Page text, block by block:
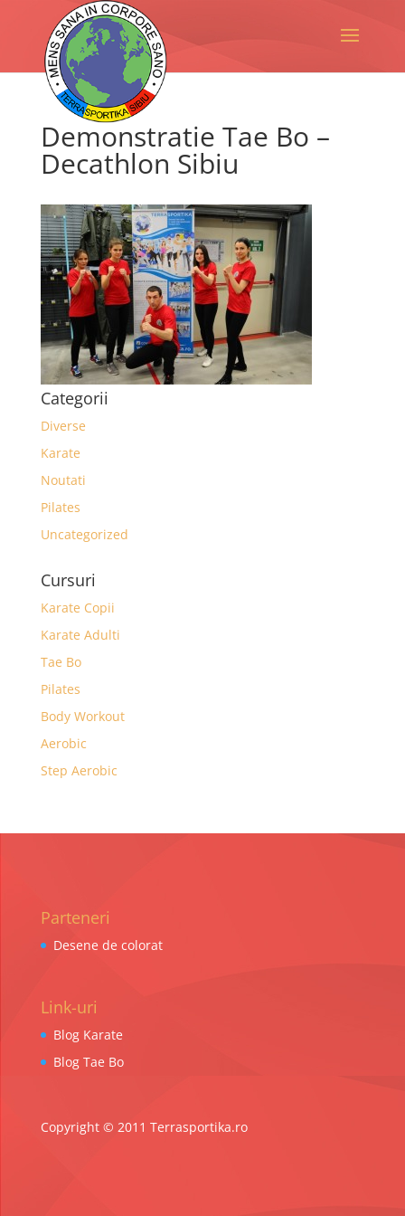
Demonstratie Tae Bo –
Decathlon Sibiu
Categorii
Diverse
Karate
Noutati
Pilates
Uncategorized
Cursuri
Karate Copii
Karate Adulti
Tae Bo
Pilates
Body Workout
Aerobic
Step Aerobic
Parteneri
Desene de colorat
Link-uri
Blog Karate
Blog Tae Bo
Copyright © 2011 Terrasportika.ro